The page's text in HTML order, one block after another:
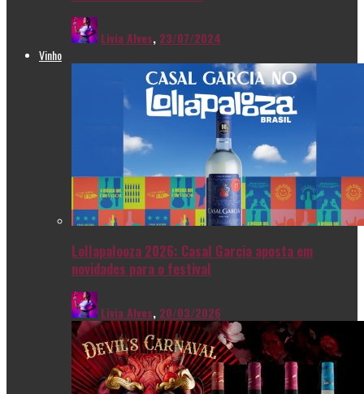
Livia Alves, 23/07/2024
Vinho
Lollapalooza 2026: Casal Garcia aposta em
novidades para o festival
Livia Alves, 20/03/2026